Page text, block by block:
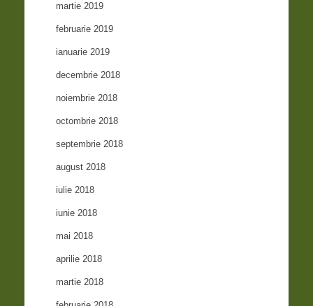
martie 2019
februarie 2019
ianuarie 2019
decembrie 2018
noiembrie 2018
octombrie 2018
septembrie 2018
august 2018
iulie 2018
iunie 2018
mai 2018
aprilie 2018
martie 2018